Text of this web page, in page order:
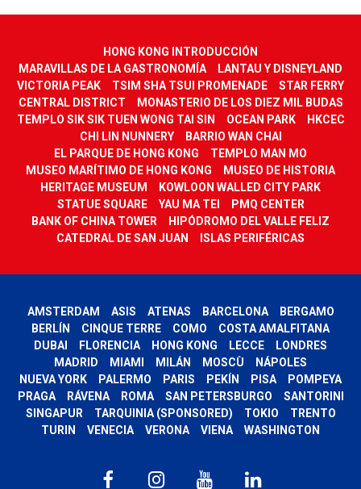
HONG KONG INTRODUCCIÓN
MARAVILLAS DE LA GASTRONOMÍA
LANTAU Y DISNEYLAND
VICTORIA PEAK
TSIM SHA TSUI PROMENADE
STAR FERRY
CENTRAL DISTRICT
MONASTERIO DE LOS DIEZ MIL BUDAS
TEMPLO SIK SIK TUEN WONG TAI SIN
OCEAN PARK
HKCEC
CHI LIN NUNNERY
BARRIO WAN CHAI
EL PARQUE DE HONG KONG
TEMPLO MAN MO
MUSEO MARÍTIMO DE HONG KONG
MUSEO DE HISTORIA
HERITAGE MUSEUM
KOWLOON WALLED CITY PARK
STATUE SQUARE
YAU MA TEI
PMQ CENTER
BANK OF CHINA TOWER
HIPÓDROMO DEL VALLE FELIZ
CATEDRAL DE SAN JUAN
ISLAS PERIFÉRICAS
AMSTERDAM ASIS ATENAS BARCELONA
BERGAMO
BERLÍN
CINQUE TERRE COMO
COSTA AMALFITANA
DUBAI
FLORENCIA HONG KONG LECCE
LONDRES
MADRID
MIAMI MILÁN MOSCÙ
NÁPOLES
NUEVA YORK
PALERMO PARIS PEKÍN PISA
POMPEYA
PRAGA
RÁVENA ROMA SAN PETERSBURGO
SANTORINI
SINGAPUR
TARQUINIA (SPONSORED) TOKIO
TRENTO
TURIN
VENECIA VERONA VIENA WASHINGTON